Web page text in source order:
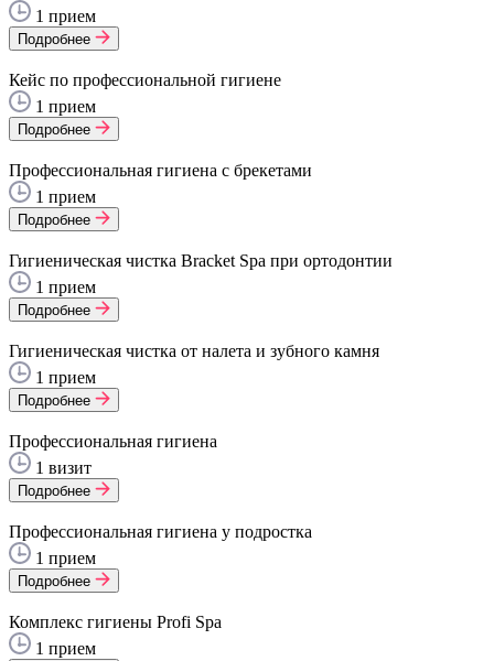
1 прием
Подробнее
Кейс по профессиональной гигиене
1 прием
Подробнее
Профессиональная гигиена с брекетами
1 прием
Подробнее
Гигиеническая чистка Bracket Spa при ортодонтии
1 прием
Подробнее
Гигиеническая чистка от налета и зубного камня
1 прием
Подробнее
Профессиональная гигиена
1 визит
Подробнее
Профессиональная гигиена у подростка
1 прием
Подробнее
Комплекс гигиены Profi Spa
1 прием